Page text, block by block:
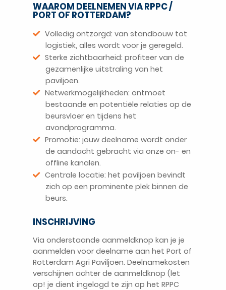
WAAROM DEELNEMEN VIA RPPC /
PORT OF ROTTERDAM?
Volledig ontzorgd: van standbouw tot
logistiek, alles wordt voor je geregeld.
Sterke zichtbaarheid: profiteer van de
gezamenlijke uitstraling van het
paviljoen.
Netwerkmogelijkheden: ontmoet
bestaande en potentiële relaties op de
beursvloer en tijdens het
avondprogramma.
Promotie: jouw deelname wordt onder
de aandacht gebracht via onze on- en
offline kanalen.
Centrale locatie: het paviljoen bevindt
zich op een prominente plek binnen de
beurs.
INSCHRIJVING
Via onderstaande aanmeldknop kan je je
aanmelden voor deelname aan het Port of
Rotterdam Agri Paviljoen. Deelnamekosten
verschijnen achter de aanmeldknop (let
op! je dient ingelogd te zijn op het RPPC